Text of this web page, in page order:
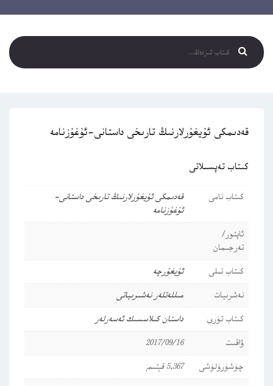
قەدىمكى ئۇيغۇرلارنىڭ تارىخى داستانى-ئۇغۇزنامە
كىتاب تەپسىلاتى
كىتاب نامى
قەدىمكى ئۇيغۇرلارنىڭ تارىخى داستانى-
ئۇغۇزنامە
ئاپتور/
تەرجىمان
كىتاب تىلى
ئۇيغۇرچە
نەشرىيات
مىللەتلەر نەشىرىياتى
كىتاب تۈرى
داستان كىلاسسىك ئەسەرلەر
ۋاقىت
2017/09/16
چۈشۈرۈلۈشى
5,367 قېتىم